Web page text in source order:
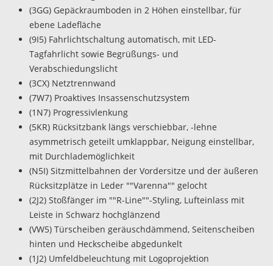
(3GG) Gepäckraumboden in 2 Höhen einstellbar, für
ebene Ladefläche
(9I5) Fahrlichtschaltung automatisch, mit LED-
Tagfahrlicht sowie Begrüßungs- und
Verabschiedungslicht
(3CX) Netztrennwand
(7W7) Proaktives Insassenschutzsystem
(1N7) Progressivlenkung
(5KR) Rücksitzbank längs verschiebbar, -lehne
asymmetrisch geteilt umklappbar, Neigung einstellbar,
mit Durchlademöglichkeit
(N5I) Sitzmittelbahnen der Vordersitze und der äußeren
Rücksitzplätze in Leder ""Varenna"" gelocht
(2J2) Stoßfänger im ""R-Line""-Styling, Lufteinlass mit
Leiste in Schwarz hochglänzend
(VW5) Türscheiben geräuschdämmend, Seitenscheiben
hinten und Heckscheibe abgedunkelt
(1J2) Umfeldbeleuchtung mit Logoprojektion